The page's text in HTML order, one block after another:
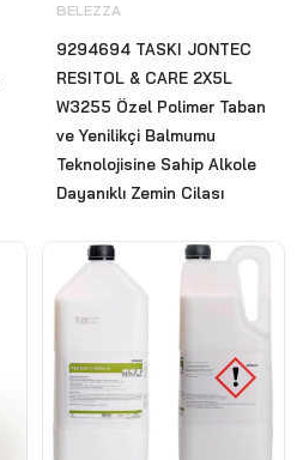
BELEZZA
9294694 TASKI JONTEC
RESITOL & CARE 2X5L
W3255 Özel Polimer Taban
ve Yenilikçi Balmumu
Teknolojisine Sahip Alkole
Dayanıklı Zemin Cilası